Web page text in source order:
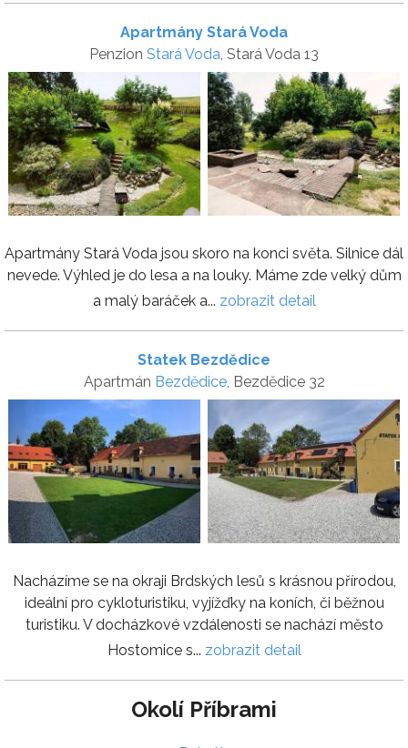
Apartmány Stará Voda
Penzion Stará Voda , Stará Voda 13
Apartmány Stará Voda jsou skoro na konci světa. Silnice dál
nevede. Výhled je do lesa a na louky. Máme zde velký dům
a malý baráček a... zobrazit detail
Statek Bezdědice
Apartmán Bezdědice, Bezdědice 32
Nacházíme se na okraji Brdských lesů s krásnou přírodou,
ideální pro cykloturistiku, vyjížďky na koních, či běžnou
turistiku. V docházkové vzdálenosti se nachází město
Hostomice s... zobrazit detail
Okolí Příbrami